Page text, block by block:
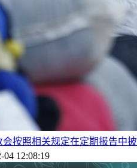
按照相关规定在定期报告中
04 12:08:19